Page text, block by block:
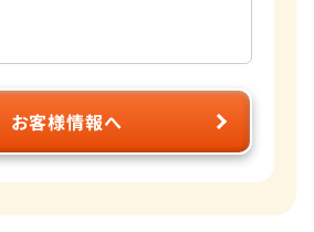
お客様情報へ